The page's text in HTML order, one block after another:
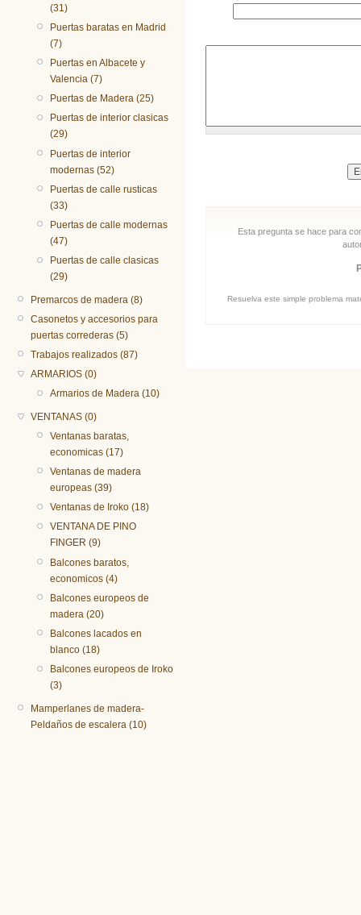
(31)
Puertas baratas en Madrid
(7)
Puertas en Albacete y
Valencia (7)
Puertas de Madera (25)
Puertas de interior clasicas
(29)
Puertas de interior
modernas (52)
Puertas de calle rusticas
(33)
Puertas de calle modernas
(47)
Puertas de calle clasicas
(29)
Premarcos de madera (8)
Casonetos y accesorios para
puertas correderas (5)
Trabajos realizados (87)
ARMARIOS (0)
Armarios de Madera (10)
VENTANAS (0)
Ventanas baratas,
economicas (17)
Ventanas de madera
europeas (39)
Ventanas de Iroko (18)
VENTANA DE PINO
FINGER (9)
Balcones baratos,
economicos (4)
Balcones europeos de
madera (20)
Balcones lacados en
blanco (18)
Balcones europeos de Iroko
(3)
Mamperlanes de madera-
Peldaños de escalera (10)
Esta pregunta se hace para
Resuelva este simple problema